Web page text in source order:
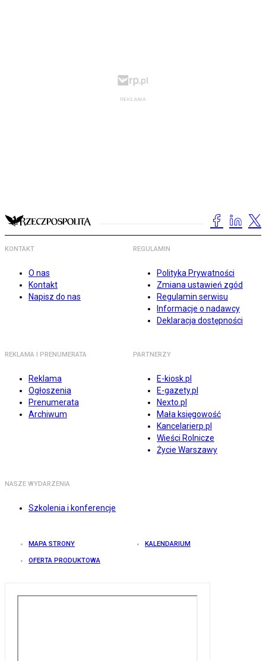
KONTAKT
O nas
Kontakt
Napisz do nas
REGULAMIN
Polityka Prywatności
Zmiana ustawień zgód
Regulamin serwisu
Informacje o nadawcy
Deklaracja dostępności
REKLAMA I PRENUMERATA
Reklama
Ogłoszenia
Prenumerata
Archiwum
PARTNERZY
E-kiosk.pl
E-gazety.pl
Nexto.pl
Mała księgowość
Kancelarierp.pl
Wieści Rolnicze
Życie Warszawy
NASZE WYDARZENIA
Szkolenia i konferencje
MAPA STRONY KALENDARIUM
OFERTA PRODUKTOWA